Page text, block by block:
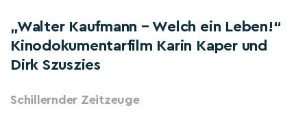
„Walter Kaufmann – Welch ein Leben!“
Kinodokumentarfilm Karin Kaper und
Dirk Szuszies
Schillernder Zeitzeuge